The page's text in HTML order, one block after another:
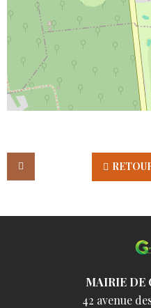
MAIRIE DE
42 avenue